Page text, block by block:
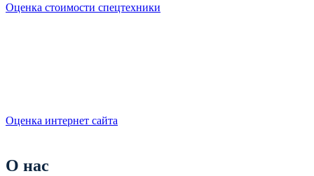
Оценка стоимости спецтехники
Оценка интернет сайта
О нас